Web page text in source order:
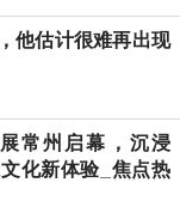
他估计很难再出现
常州启幕，沉浸
化新体验_焦点热